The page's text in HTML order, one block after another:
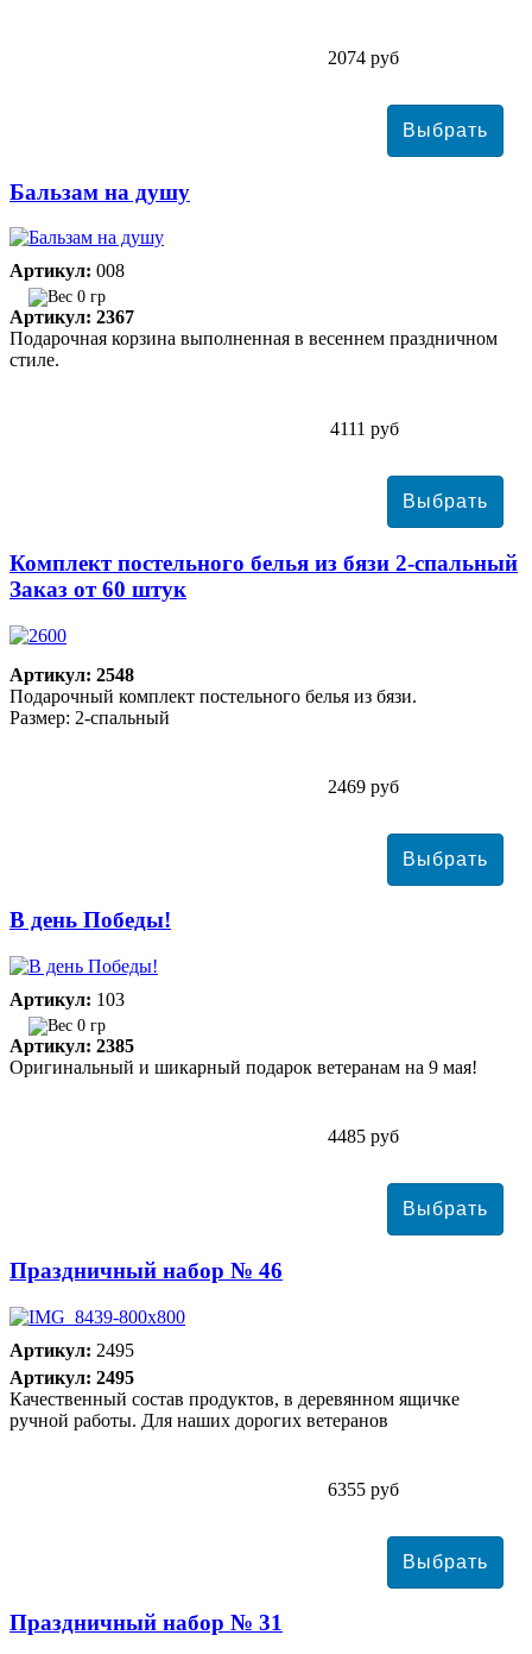
2074 руб
Бальзам на душу
Артикул: 008
0 гр
Артикул: 2367
Подарочная корзина выполненная в весеннем праздничном
стиле.
4111 руб
Комплект постельного белья из бязи 2-спальный
Заказ от 60 штук
Артикул: 2548
Подарочный комплект постельного белья из бязи.
Размер: 2-спальный
2469 руб
В день Победы!
Артикул: 103
0 гр
Артикул: 2385
Оригинальный и шикарный подарок ветеранам на 9 мая!
4485 руб
Праздничный набор № 46
Артикул: 2495
Артикул: 2495
Качественный состав продуктов, в деревянном ящичке
ручной работы. Для наших дорогих ветеранов
6355 руб
Праздничный набор № 31